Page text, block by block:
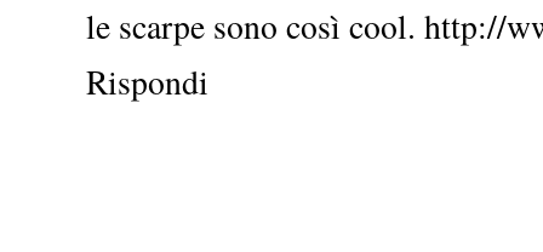
le scarpe sono così cool. http://
Rispondi